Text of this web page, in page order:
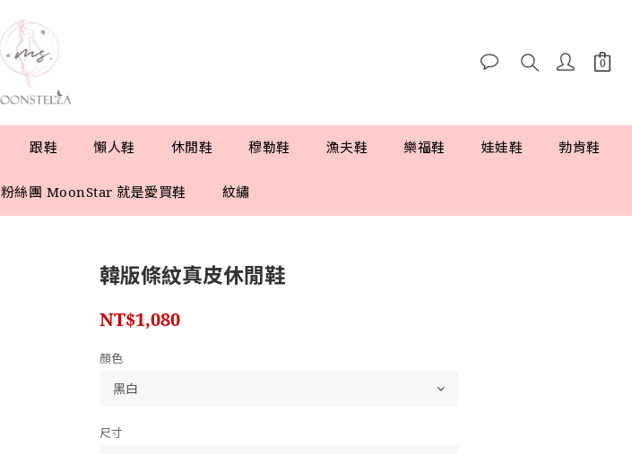
跟鞋 懶人鞋 休閒鞋 穆勒鞋 漁夫鞋 樂福鞋 娃娃鞋 勃肯鞋
粉絲團 MoonStar 就是愛買鞋 紋繡
韓版條紋真皮休閒鞋
NT$1,080
顏色
尺寸